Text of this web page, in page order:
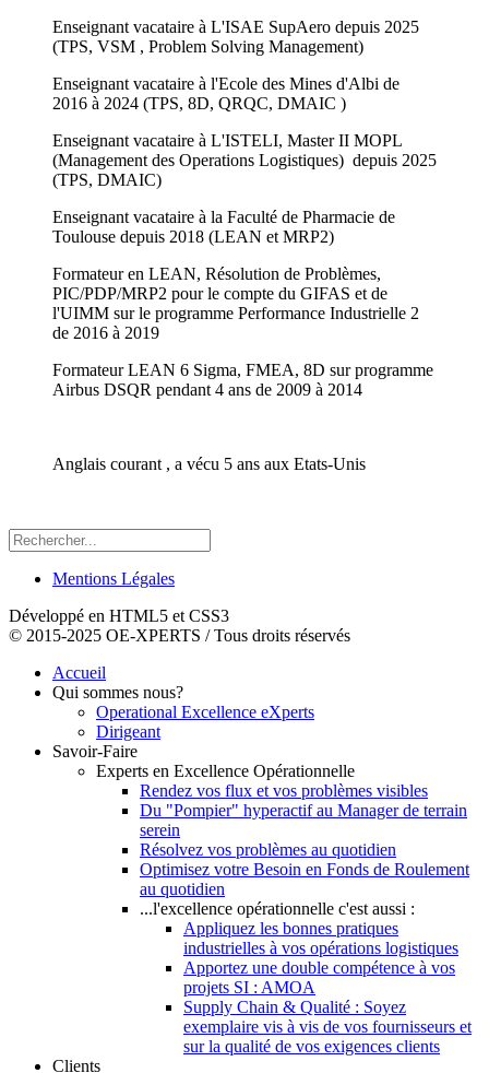
Enseignant vacataire à L'ISAE SupAero depuis 2025
(TPS, VSM , Problem Solving Management)
Enseignant vacataire à l'Ecole des Mines d'Albi de
2016 à 2024 (TPS, 8D, QRQC, DMAIC )
Enseignant vacataire à L'ISTELI, Master II MOPL
(Management des Operations Logistiques) depuis 2025
(TPS, DMAIC)
Enseignant vacataire à la Faculté de Pharmacie de
Toulouse depuis 2018 (LEAN et MRP2)
Formateur en LEAN, Résolution de Problèmes,
PIC/PDP/MRP2 pour le compte du GIFAS et de
l'UIMM sur le programme Performance Industrielle 2
de 2016 à 2019
Formateur LEAN 6 Sigma, FMEA, 8D sur programme
Airbus DSQR pendant 4 ans de 2009 à 2014
Anglais courant , a vécu 5 ans aux Etats-Unis
Mentions Légales
Développé en HTML5 et CSS3
© 2015-2025 OE-XPERTS / Tous droits réservés
Accueil
Qui sommes nous?
Operational Excellence eXperts
Dirigeant
Savoir-Faire
Experts en Excellence Opérationnelle
Rendez vos flux et vos problèmes visibles
Du "Pompier" hyperactif au Manager de terrain
serein
Résolvez vos problèmes au quotidien
Optimisez votre Besoin en Fonds de Roulement
au quotidien
...l'excellence opérationnelle c'est aussi :
Appliquez les bonnes pratiques
industrielles à vos opérations logistiques
Apportez une double compétence à vos
projets SI : AMOA
Supply Chain & Qualité : Soyez
exemplaire vis à vis de vos fournisseurs et
sur la qualité de vos exigences clients
Clients